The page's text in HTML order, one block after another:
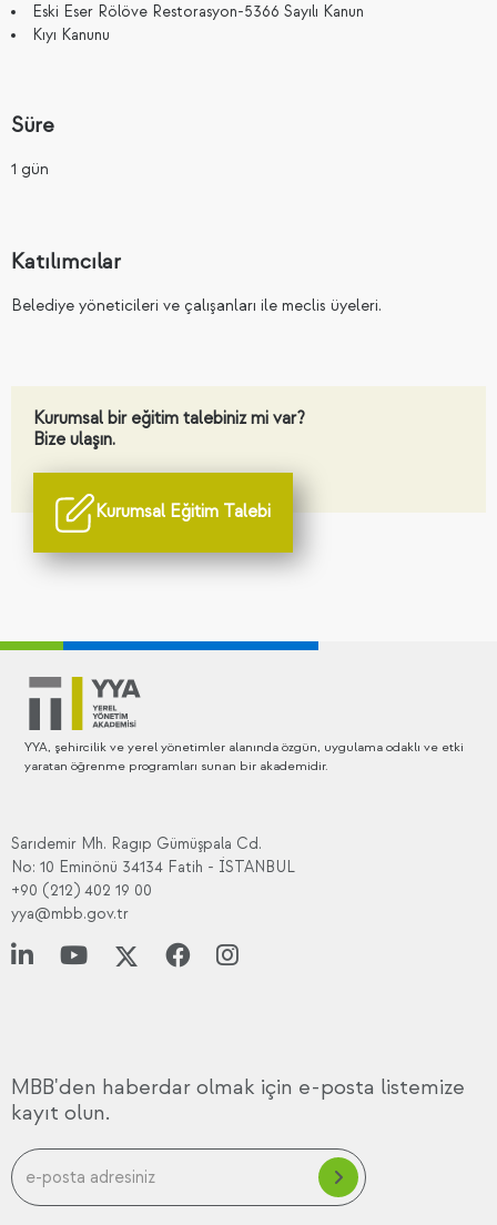
Eski Eser Rölöve Restorasyon-5366 Sayılı Kanun
Kıyı Kanunu
Süre
1 gün
Katılımcılar
Belediye yöneticileri ve çalışanları ile meclis üyeleri.
Kurumsal bir eğitim talebiniz mi var?
Bize ulaşın.
Kurumsal Eğitim Talebi
YYA, şehircilik ve yerel yönetimler alanında özgün, uygulama odaklı ve etki
yaratan öğrenme programları sunan bir akademidir.
Sarıdemir Mh. Ragıp Gümüşpala Cd.
No: 10 Eminönü 34134 Fatih - İSTANBUL
+90 (212) 402 19 00
yya@mbb.gov.tr
MBB'den haberdar olmak için e-posta listemize
kayıt olun.